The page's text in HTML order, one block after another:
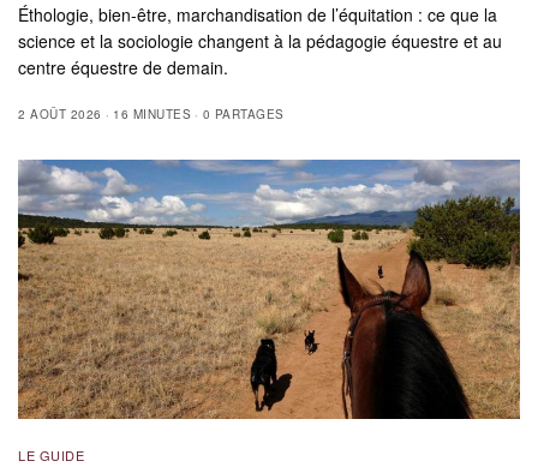
Éthologie, bien-être, marchandisation de l’équitation : ce que la
science et la sociologie changent à la pédagogie équestre et au
centre équestre de demain.
2 AOÛT 2026 16 MINUTES 0 PARTAGES
LE GUIDE